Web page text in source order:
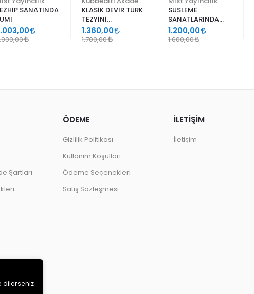
SANATINDA
KLASİK DEVİR TÜRK
TEZYİNİ
SANATLARINDA
DESEN
1.360,00
1.700,00
SÜSLEME
SANATLARINDA
GEÇMELER
1.200,00
1.600,00
Şartları
ÖDEME
Gizlilik Politikası
Kullanım Koşulları
Ödeme Seçenekleri
Satış Sözleşmesi
İLETİŞİM
İletişim
dilerseniz